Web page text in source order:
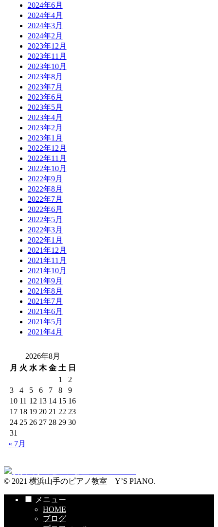
2024年6月
2024年4月
2024年3月
2024年2月
2023年12月
2023年11月
2023年10月
2023年8月
2023年7月
2023年6月
2023年5月
2023年4月
2023年2月
2023年1月
2022年12月
2022年11月
2022年10月
2022年9月
2022年8月
2022年7月
2022年6月
2022年5月
2022年3月
2022年1月
2021年12月
2021年11月
2021年10月
2021年9月
2021年8月
2021年7月
2021年6月
2021年5月
2021年4月
2026年8月
月 火 水 木 金 土 日
1
2
3
4 5 6 7 8
9
10 11 12 13 14 15 16
17 18 19 20 21 22 23
24 25 26 27 28 29 30
31
« 7月
© 2021 横浜山手のピアノ教室 Y’S PIANO.
メニュー
HOME
ブログ